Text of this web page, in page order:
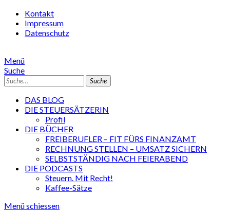
Kontakt
Impressum
Datenschutz
Menü
Suche
Suche
DAS BLOG
DIE STEUERSÄTZERIN
Profil
DIE BÜCHER
FREIBERUFLER – FIT FÜRS FINANZAMT
RECHNUNG STELLEN – UMSATZ SICHERN
SELBSTSTÄNDIG NACH FEIERABEND
DIE PODCASTS
Steuern. Mit Recht!
Kaffee-Sätze
Menü schiessen